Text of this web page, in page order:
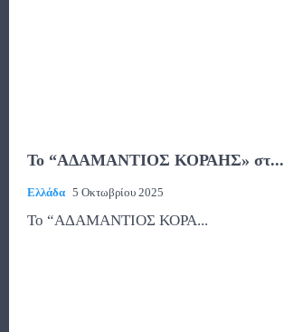
To “AΔΑΜΑΝΤΙΟΣ ΚΟΡΑΗΣ» στ...
Ελλάδα 5 Οκτωβρίου 2025
To “AΔΑΜΑΝΤΙΟΣ ΚΟΡΑ...